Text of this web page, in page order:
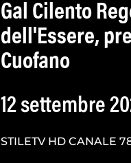
Gal Cilento
dell'Essere,
Cuofano
12 settembre
STILETV HD CANALE